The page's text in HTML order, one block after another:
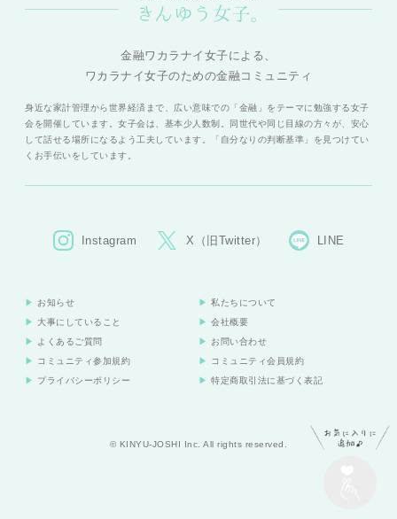
金融ワカラナイ女子による、
ワカラナイ女子のための金融コミュニティ
身近な家計管理から世界経済まで、広い意味での「金融」をテーマに勉強する女子
会を開催しています。女子会は、基本少人数制。同世代や同じ目線の方々が、安心
して話せる場所になるよう工夫しています。「自分なりの判断基準」を見つけてい
くお手伝いをしています。
Instagram X（旧Twitter） LINE
お知らせ
私たちについて
大事にしていること
会社概要
よくあるご質問
お問い合わせ
コミュニティ参加規約
コミュニティ会員規約
プライバシーポリシー
特定商取引法に基づく表記
© KINYU-JOSHI Inc. All rights reserved.